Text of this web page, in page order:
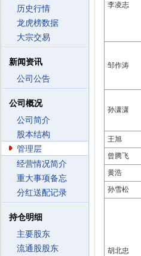
历史行情
龙虎榜数据
大宗交易
新闻资讯
公司公告
公司概况
公司简介
股本结构
管理层
经营情况简介
重大事项备忘
分红送配记录
持仓明细
主要股东
流通股股东
李凌志
邹作涛
孙潇潇
王旭
曾腾飞
黄浩
孙雪松
胡北忠